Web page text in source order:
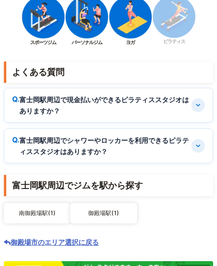
スポーツジム パーソナルジム ヨガ ピラティス
よくある質問
富士岡駅周辺で現金払いができるピラティススタジオは
ありますか？
富士岡駅周辺でシャワーやロッカーを利用できるピラテ
ィススタジオはありますか？
富士岡駅周辺でジムを駅から探す
南御殿場駅(1) 御殿場駅(1)
御殿場市のエリア選択に戻る